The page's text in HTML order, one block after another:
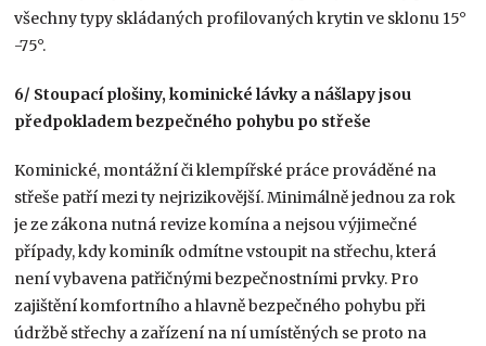
všechny typy skládaných profilovaných krytin ve sklonu 15°
-75°.
6/ Stoupací plošiny, kominické lávky a nášlapy jsou
předpokladembezpečného pohybu po střeše
Kominické, montážní či klempířské práce prováděné na
střeše patří mezi ty nejrizikovější. Minimálně jednou za rok
je ze zákona nutná revize komína a nejsou výjimečné
případy, kdy kominík odmítne vstoupit na střechu, která
není vybavena patřičnými bezpečnostními prvky. Pro
zajištění komfortního a hlavně bezpečného pohybu při
údržbě střechy a zařízení na ní umístěných se proto na